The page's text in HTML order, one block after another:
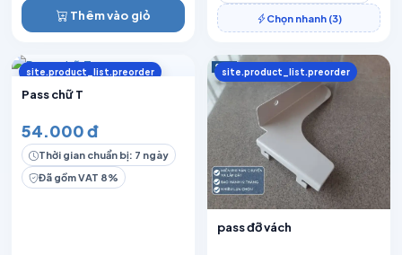
Thêm vào giỏ Chọn nhanh (3)
site.product_list.preorder
Pass chữ T
54.000 đ
Thời gian chuẩn bị: 7 ngày
Đã gồm VAT 8%
site.product_list.preorder
pass đỡ vách